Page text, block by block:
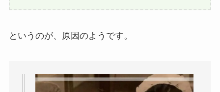
というのが、原因のようです。